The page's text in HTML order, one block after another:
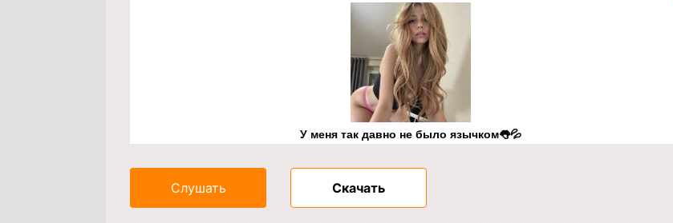
У меня так давно не было язычком👅💦
Слушать Скачать